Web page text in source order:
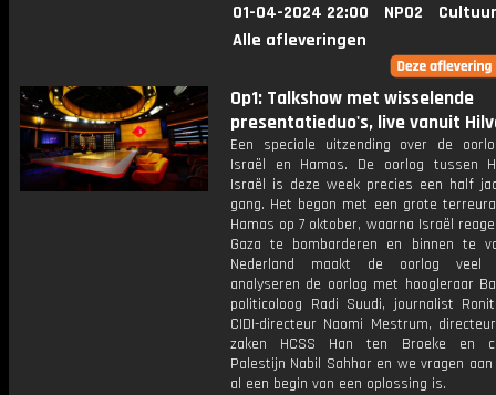
01-04-2024 22:00 NPO2
Alle afleveringen
Op1: Talkshow met wisselende
presentatieduo's, live vanuit
Een speciale uitzending over de
Israël en Hamas. De oorlog tussen
Israël is deze week precies een half
gang. Het begon met een grote
Hamas op 7 oktober, waarna Israël
Gaza te bombarderen en binnen te
Nederland maakt de oorlog veel
analyseren de oorlog met hoogleraar
politicoloog Radi Suudi, journalist
CIDI-directeur Naomi Mestrum,
zaken HCSS Han ten Broeke en
Palestijn Nabil Sahhar en we vragen
al een begin van een oplossing is.